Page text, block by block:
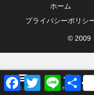
ホーム
プライバシーポリシ
© 2009
メニュー ホーム
F
a
T
L
i
共
有